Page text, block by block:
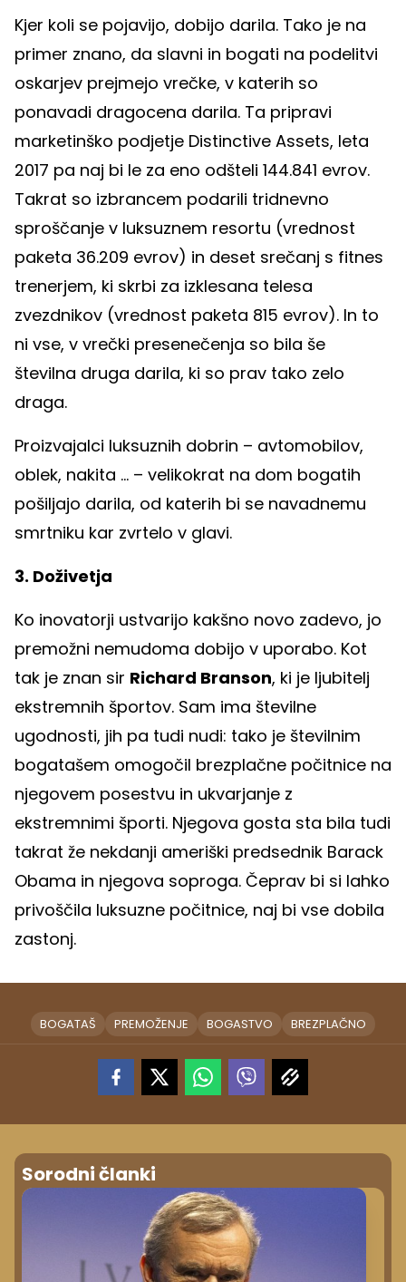
Kjer koli se pojavijo, dobijo darila. Tako je na
primer znano, da slavni in bogati na podelitvi
oskarjev prejmejo vrečke, v katerih so
ponavadi dragocena darila. Ta pripravi
marketinško podjetje Distinctive Assets, leta
2017 pa naj bi le za eno odšteli 144.841 evrov.
Takrat so izbrancem podarili tridnevno
sproščanje v luksuznem resortu (vrednost
paketa 36.209 evrov) in deset srečanj s fitnes
trenerjem, ki skrbi za izklesana telesa
zvezdnikov (vrednost paketa 815 evrov). In to
ni vse, v vrečki presenečenja so bila še
številna druga darila, ki so prav tako zelo
draga.
Proizvajalci luksuznih dobrin – avtomobilov,
oblek, nakita ... – velikokrat na dom bogatih
pošiljajo darila, od katerih bi se navadnemu
smrtniku kar zvrtelo v glavi.
3. Doživetja
Ko inovatorji ustvarijo kakšno novo zadevo, jo
premožni nemudoma dobijo v uporabo. Kot
tak je znan sir Richard Branson, ki je ljubitelj
ekstremnih športov. Sam ima številne
ugodnosti, jih pa tudi nudi: tako je številnim
bogatašem omogočil brezplačne počitnice na
njegovem posestvu in ukvarjanje z
ekstremnimi športi. Njegova gosta sta bila tudi
takrat že nekdanji ameriški predsednik Barack
Obama in njegova soproga. Čeprav bi si lahko
privoščila luksuzne počitnice, naj bi vse dobila
zastonj.
BOGATAŠ PREMOŽENJE BOGASTVO BREZPLAČNO
Sorodni članki